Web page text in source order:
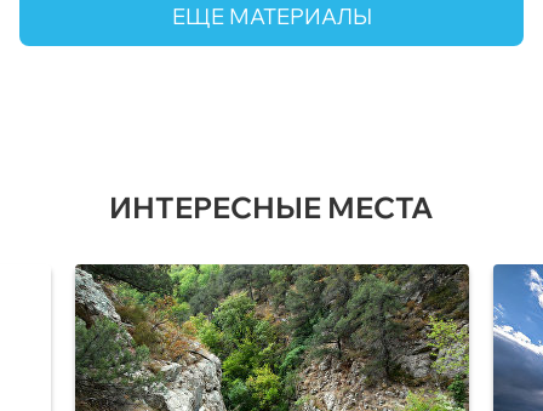
ЕЩЕ МАТЕРИАЛЫ
ИНТЕРЕСНЫЕ МЕСТА